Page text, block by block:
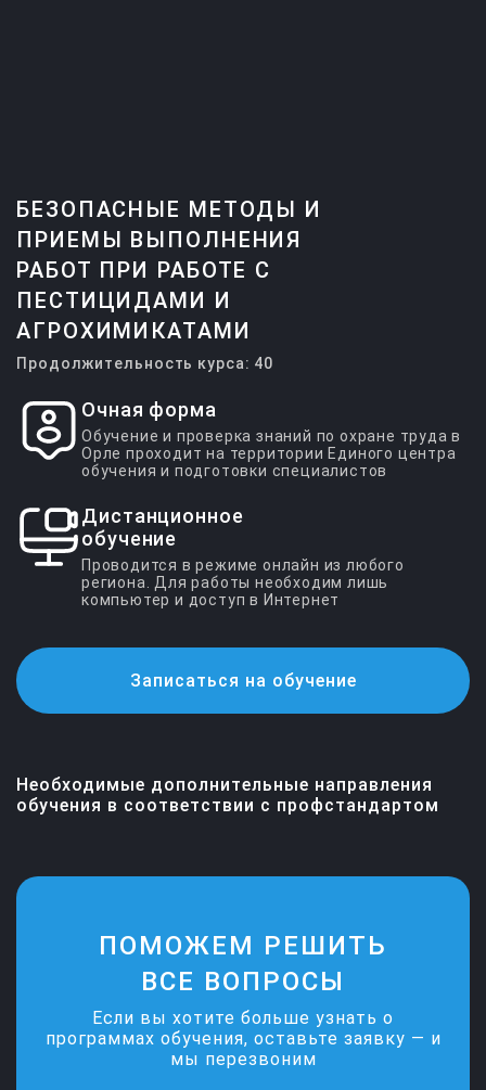
БЕЗОПАСНЫЕ МЕТОДЫ И
ПРИЕМЫ ВЫПОЛНЕНИЯ
РАБОТ ПРИ РАБОТЕ С
ПЕСТИЦИДАМИ И
АГРОХИМИКАТАМИ
Продолжительность курса: 40
Очная форма
Обучение и проверка знаний по охране труда в
Орле проходит на территории Единого центра
обучения и подготовки специалистов
Дистанционное
обучение
Проводится в режиме онлайн из любого
региона. Для работы необходим лишь
компьютер и доступ в Интернет
Записаться на обучение
Необходимые дополнительные направления
обучения в соответствии с профстандартом
ПОМОЖЕМ РЕШИТЬ
ВСЕ ВОПРОСЫ
Если вы хотите больше узнать о
программах обучения, оставьте заявку — и
мы перезвоним
По вопросам обучения